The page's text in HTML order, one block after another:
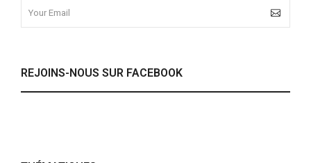
REJOINS-NOUS SUR FACEBOOK